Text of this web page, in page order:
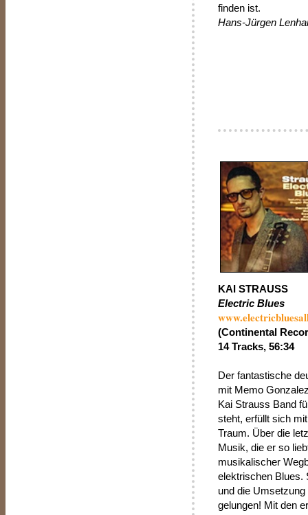
finden ist.
Hans-Jürgen
KAI STRAUSS
Electric Blues
(Continental
14 Tracks, 56:34
Der fantastische
mit Memo
Kai Strauss Band
steht, erfüllt sich
Traum. Über die
Musik, die er so
musikalischer
elektrischen Blues.
und die
gelungen! Mit den